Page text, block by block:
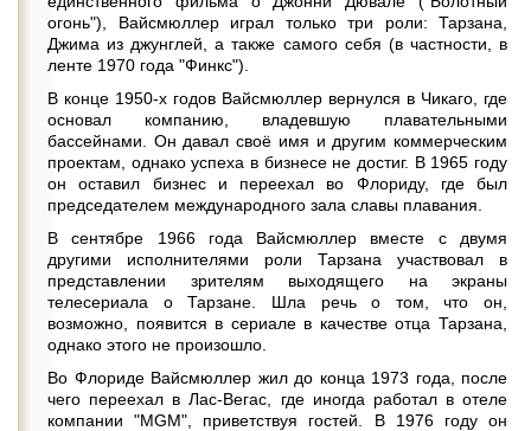
огонь"), Вайсмюллер играл только три роли: Тарзана,
Джима из джунглей, а также самого себя (в частности, в
ленте 1970 года "Финкс").
В конце 1950-х годов Вайсмюллер вернулся в Чикаго, где
основал компанию, владевшую плавательными
бассейнами. Он давал своё имя и другим коммерческим
проектам, однако успеха в бизнесе не достиг. В 1965 году
он оставил бизнес и переехал во Флориду, где был
председателем международного зала славы плавания.
В сентябре 1966 года Вайсмюллер вместе с двумя
другими исполнителями роли Тарзана участвовал в
представлении зрителям выходящего на экраны
телесериала о Тарзане. Шла речь о том, что он,
возможно, появится в сериале в качестве отца Тарзана,
однако этого не произошло.
Во Флориде Вайсмюллер жил до конца 1973 года, после
чего переехал в Лас-Вегас, где иногда работал в отеле
компании "MGM", приветствуя гостей. В 1976 году он